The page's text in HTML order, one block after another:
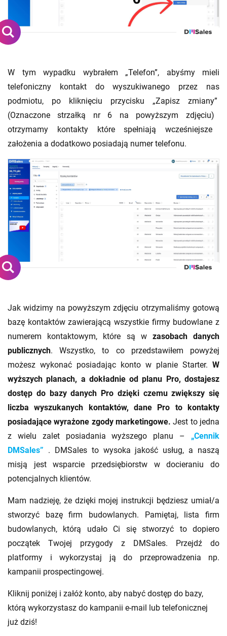
W tym wypadku wybrałem „Telefon”, abyśmy mieli
telefoniczny kontakt do wyszukiwanego przez nas
podmiotu, po kliknięciu przycisku „Zapisz zmiany”
(Oznaczone
strzałką nr 6 na powyższym zdjęciu)
otrzymamy kontakty które spełniają wcześniejsze
założenia a dodatkowo posiadają numer telefonu.
Jak widzimy na powyższym zdjęciu otrzymaliśmy gotową
bazę kontaktów zawierającą wszystkie firmy budowlane z
numerem kontaktowym, które są w zasobach danych
publicznych. Wszystko, to co przedstawiłem powyżej
możesz wykonać posiadając konto w planie Starter. W
wyższych planach, a dokładnie od planu Pro, dostajesz
dostęp do bazy danych Pro dzięki czemu zwiększy się
liczba wyszukanych kontaktów, dane Pro to kontakty
posiadające wyrażone zgody marketingowe. Jest to jedna
z wielu zalet posiadania wyższego planu – „Cennik
DMSales” . DMSales to wysoka jakość usług, a naszą
misją jest wsparcie przedsiębiorstw w docieraniu do
potencjalnych klientów.
Mam nadzieję, że dzięki mojej instrukcji będziesz umiał/a
stworzyć bazę firm budowlanych. Pamiętaj, lista firm
budowlanych, którą udało Ci się stworzyć to dopiero
początek Twojej przygody z DMSales. Przejdź do
platformy i wykorzystaj ją do przeprowadzenia np.
kampanii prospectingowej.
Kliknij poniżej i załóż konto, aby nabyć dostęp do bazy,
którą wykorzystasz do kampanii e-mail lub telefonicznej
już dziś!